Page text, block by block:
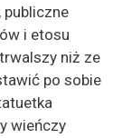
i etosu
niż ze
po sobie
wieńczy